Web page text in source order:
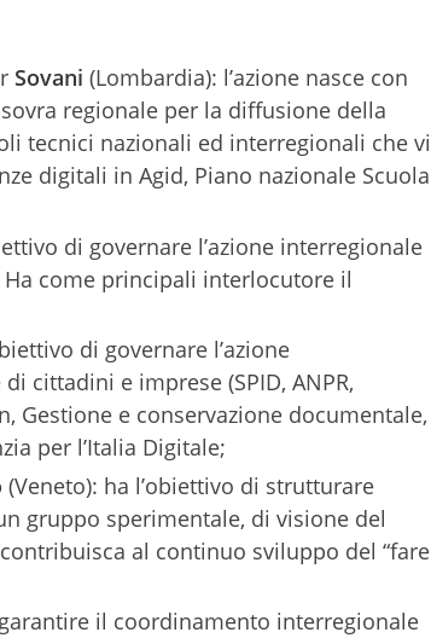
Sovani (Lombardia): l’azione nasce con
regionale per la diffusione della
tecnici nazionali ed interregionali che vi
digitali in Agid, Piano nazionale Scuola
di governare l’azione interregionale
come principali interlocutore il
di governare l’azione
cittadini e imprese (SPID, ANPR,
Gestione e conservazione documentale,
per l’Italia Digitale;
(Veneto): ha l’obiettivo di strutturare
gruppo sperimentale, di visione del
al continuo sviluppo del “fare
il coordinamento interregionale